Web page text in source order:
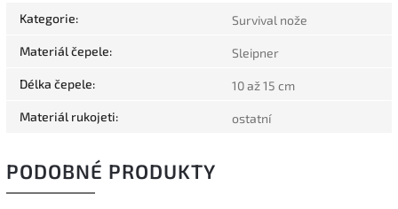
Kategorie: Survival nože
Materiál čepele: Sleipner
Délka čepele: 10 až 15 cm
Materiál rukojeti: ostatní
PODOBNÉ PRODUKTY